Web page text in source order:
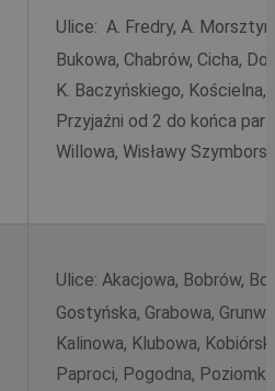
Ulice: A. Fredry, A.
Bukowa, Chabrów, Cicha,
K. Baczyńskiego, Kościelna,
Przyjaźni od 2 do końca
Willowa, Wisławy
Ulice: Akacjowa, Bobrów,
Gostyńska, Grabowa,
Kalinowa, Klubowa,
Paproci, Pogodna,